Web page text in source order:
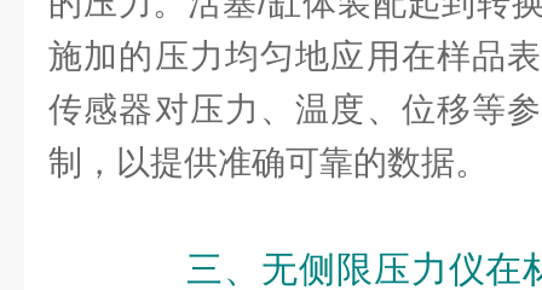
施加的压力均匀地应用在样品
传感器对压力、温度、位移等
制，以提供准确可靠的数据。
三、无侧限压力仪在